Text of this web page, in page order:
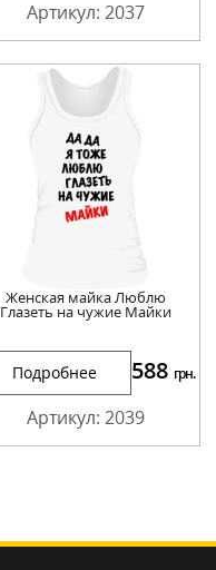
Артикул: 2037
Женская майка Люблю
Глазеть на чужие Майки
Подробнее 588 грн.
Артикул: 2039